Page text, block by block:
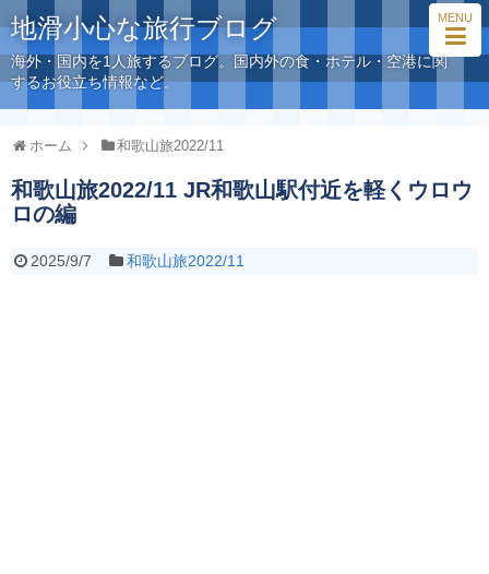
MENU
地滑小心な旅行ブログ
海外・国内を1人旅するブログ。国内外の食・ホテル・空港に関
するお役立ち情報など。
ホーム 和歌山旅2022/11
和歌山旅2022/11 JR和歌山駅付近を軽くウロウ
ロの編
2025/9/7 和歌山旅2022/11